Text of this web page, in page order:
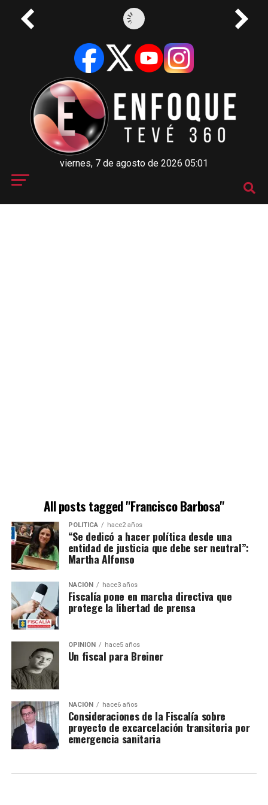
viernes, 7 de agosto de 2026 05:01
All posts tagged "Francisco Barbosa"
POLÍTICA hace2 años
“Se dedicó a hacer política desde una
entidad de justicia que debe ser neutral”:
Martha Alfonso
NACIÓN hace3 años
Fiscalía pone en marcha directiva que
protege la libertad de prensa
OPINIÓN hace5 años
Un fiscal para Breiner
NACIÓN hace6 años
Consideraciones de la Fiscalía sobre
proyecto de excarcelación transitoria por
emergencia sanitaria